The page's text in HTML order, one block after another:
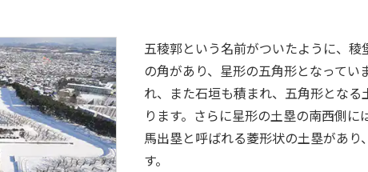
五稜郭という名前がついたように、
の角があり、星形の五角形となってい
れ、また石垣も積まれ、五角形とな
ります。さらに星形の土塁の南西側
馬出塁と呼ばれる菱形状の土塁があり
す。